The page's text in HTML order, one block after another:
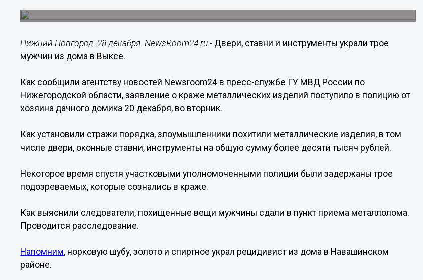
Нижний Новгород. 28 декабря. NewsRoom24.ru - Двери, ставни и инструменты украли трое
мужчин из дома в Выксе.
Как сообщили агентству новостей Newsroom24 в пресс-службе ГУ МВД России по
Нижегородской области, заявление о краже металлических изделий поступило в полицию от
хозяина дачного домика 20 декабря, во вторник.
Как установили стражи порядка, злоумышленники похитили металлические изделия, в том
числе двери, оконные ставни, инструменты на общую сумму более десяти тысяч рублей.
Некоторое время спустя участковыми уполномоченными полиции были задержаны трое
подозреваемых, которые сознались в краже.
Как выяснили следователи, похищенные вещи мужчины сдали в пункт приема металлолома.
Проводится расследование.
Напомним, норковую шубу, золото и спиртное украл рецидивист из дома в Навашинском
районе.